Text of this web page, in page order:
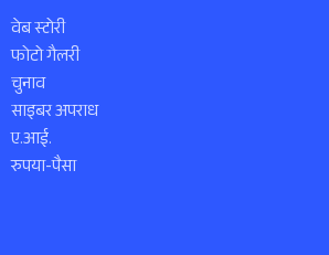
वेब स्टोरी
फोटो गैलरी
चुनाव
साइबर अपराध
ए.आई.
रुपया-पैसा